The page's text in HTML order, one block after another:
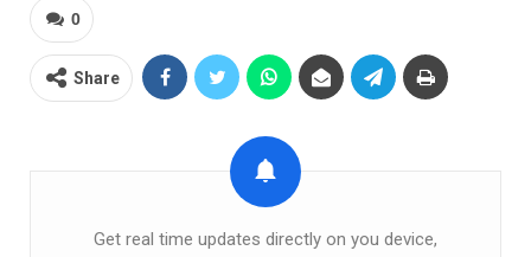
0
Share
Get real time updates directly on you device,